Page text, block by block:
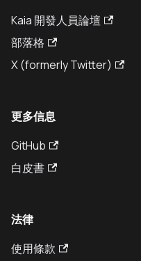
Kaia 開發人員論壇
部落格
X (formerly Twitter)
更多信息
GitHub
白皮書
法律
使用條款